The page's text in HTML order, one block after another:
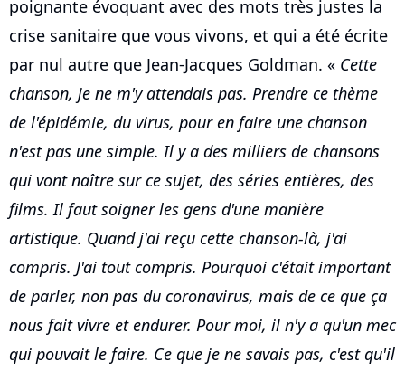
poignante évoquant avec des mots très justes la
crise sanitaire que vous vivons, et qui a été écrite
par nul autre que Jean-Jacques Goldman. « Cette
chanson, je ne m'y attendais pas. Prendre ce thème
de l'épidémie, du virus, pour en faire une chanson
n'est pas une simple. Il y a des milliers de chansons
qui vont naître sur ce sujet, des séries entières, des
films. Il faut soigner les gens d'une manière
artistique. Quand j'ai reçu cette chanson-là, j'ai
compris. J'ai tout compris. Pourquoi c'était important
de parler, non pas du coronavirus, mais de ce que ça
nous fait vivre et endurer. Pour moi, il n'y a qu'un mec
qui pouvait le faire. Ce que je ne savais pas, c'est qu'il